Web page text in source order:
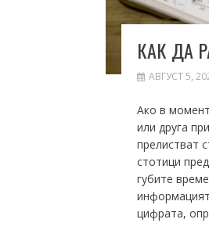
КАК ДА
АВГУСТ 5,
Ако в
или друга
прелистват
стотици
губите
цифрата,